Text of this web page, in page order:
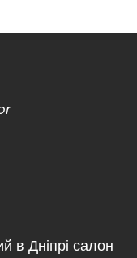
в Дніпрі салон